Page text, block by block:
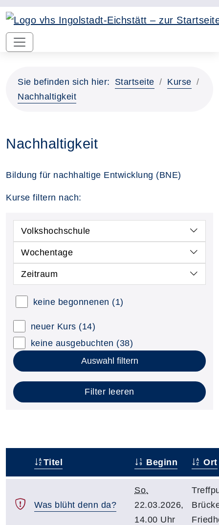
Sie befinden sich hier: Startseite
Kurse
Nachhaltigkeit
Nachhaltigkeit
Bildung für nachhaltige Entwicklung (BNE)
Kurse filtern nach:
Volkshochschule
Wochentage
Zeitraum
keine begonnenen (1)
neuer Kurs (14)
keine ausgebuchten (38)
Auswahl filtern
Filter leeren
Titel Beginn Ort
Was blüht denn da?
So.
22.03.2026,
14.00 Uhr